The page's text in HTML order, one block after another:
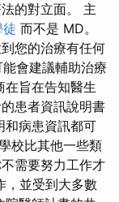
的對立面。 主
而不是 MD。
您的治療有任何
會建議輔助治療
在旨在告知醫生
患者資訊說明書
和病患資訊都可
校比其他一些類
需要努力工作才
，並受到大多數